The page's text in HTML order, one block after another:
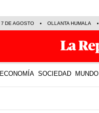
7 DE AGOSTO OLLANTA HUMALA
ECONOMÍA SOCIEDAD MUNDO